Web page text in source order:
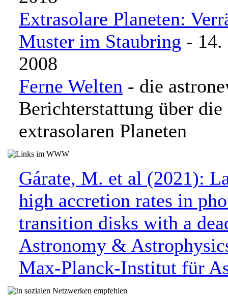
Extrasolare Planeten:
Muster im Staubring - 14.
2008
Ferne Welten - die
Berichterstattung über die
extrasolaren Planeten
Gárate, M. et al (2021):
high accretion rates in
transition disks with a
Astronomy &
Max-Planck-Institut für